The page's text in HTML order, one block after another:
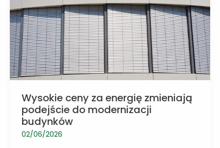
Wysokie ceny za energię zmieniają
podejście do modernizacji
budynków
02/06/2026